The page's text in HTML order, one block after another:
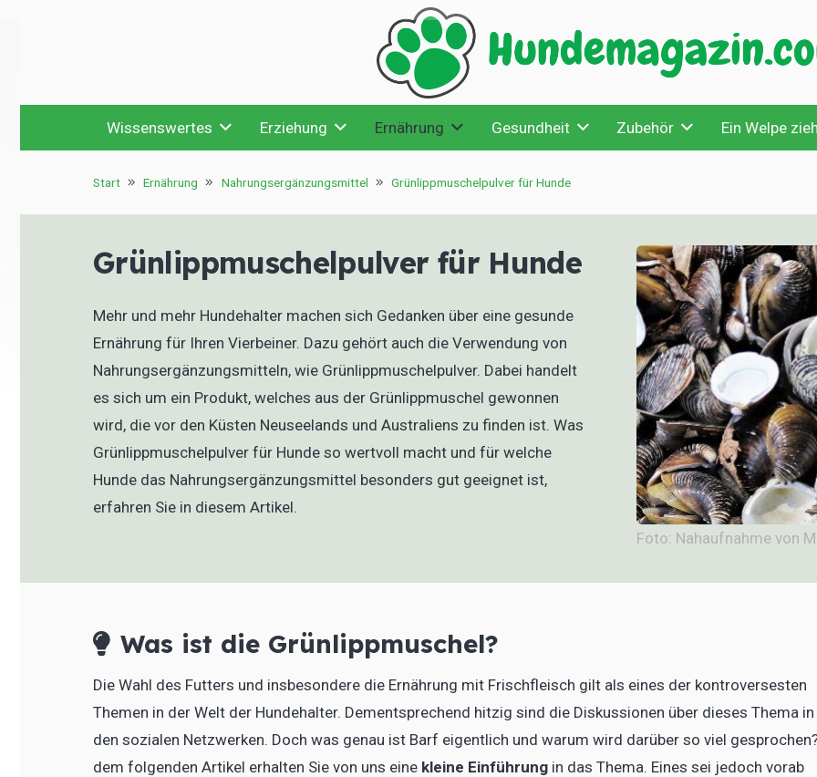
Wissenswertes Erziehung Ernährung Gesundheit Zubehör Ein Welpe
Start Ernährung Nahrungsergänzungsmittel Grünlippmuschelpulver für Hunde
Grünlippmuschelpulver für Hunde
Mehr und mehr Hundehalter machen sich Gedanken über eine gesunde
Ernährung für Ihren Vierbeiner. Dazu gehört auch die Verwendung von
Nahrungsergänzungsmitteln, wie Grünlippmuschelpulver. Dabei handelt
es sich um ein Produkt, welches aus der Grünlippmuschel gewonnen
wird, die vor den Küsten Neuseelands und Australiens zu finden ist. Was
Grünlippmuschelpulver für Hunde so wertvoll macht und für welche
Hunde das Nahrungsergänzungsmittel besonders gut geeignet ist,
erfahren Sie in diesem Artikel.
Foto: Nahaufnahme von
Was ist die Grünlippmuschel?
Die Wahl des Futters und insbesondere die Ernährung mit Frischfleisch gilt als eines der kontroversesten
Themen in der Welt der Hundehalter. Dementsprechend hitzig sind die Diskussionen über dieses Thema in
den sozialen Netzwerken. Doch was genau ist Barf eigentlich und warum wird darüber so viel
dem folgenden Artikel erhalten Sie von uns eine kleine Einführung in das Thema. Eines sei jedoch vorab